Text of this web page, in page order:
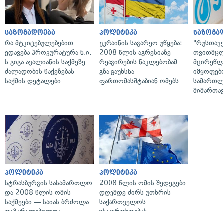
საზოგადოება
რა მტკიცებულებებით
ედავება პროკურატურა ნ.ი.-
ს გიგა ავალიანის საქმეზე
ძალადობის წაქეზებას —
საქმის დეტალები
პოლიტიკა
უკრაინის საგარეო უწყება:
2008 წლის აგრესიაზე
რეაგირების ნაკლებობამ
გზა გაუხსნა
ფართომასშტაბიან ომებს
პოლიტიკა
სტრასბურგის სასამართლო
და 2008 წლის ომის
საქმეები — საიას ბრძოლა
პოლიტიკა
2008 წლის ომის შედეგები
დღემდე ძირს უთხრის
საქართველოს